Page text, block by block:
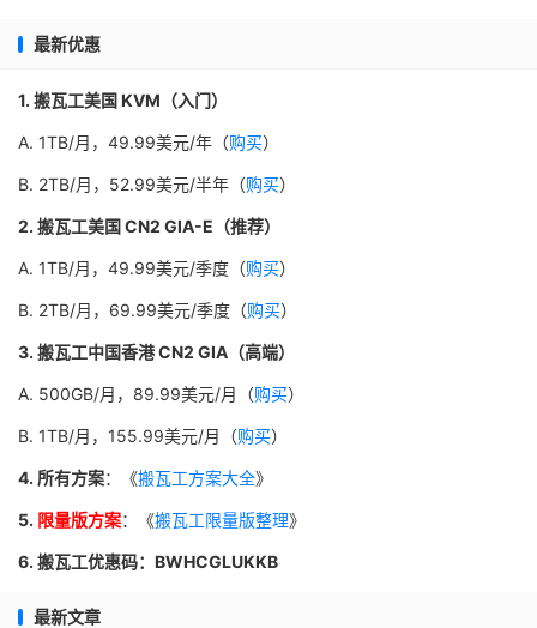
最新优惠
1. 搬瓦工美国 KVM（入门）
A. 1TB/月，49.99美元/年（购买）
B. 2TB/月，52.99美元/半年（购买）
2. 搬瓦工美国 CN2 GIA-E（推荐）
A. 1TB/月，49.99美元/季度（购买）
B. 2TB/月，69.99美元/季度（购买）
3. 搬瓦工中国香港 CN2 GIA（高端）
A. 500GB/月，89.99美元/月（购买）
B. 1TB/月，155.99美元/月（购买）
4. 所有方案：《搬瓦工方案大全》
5. 限量版方案：《搬瓦工限量版整理》
6. 搬瓦工优惠码：BWHCGLUKKB
最新文章